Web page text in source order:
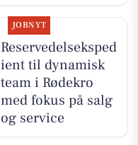
JOBNYT
Reservedelseksped
ient til dynamisk
team i Rødekro
med fokus på salg
og service